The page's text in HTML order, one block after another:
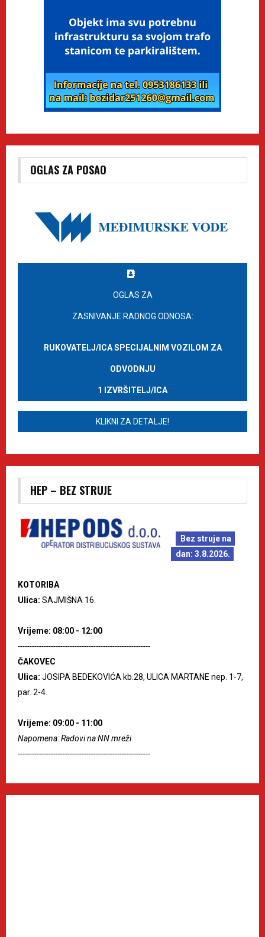
OGLAS ZA POSAO
OGLAS ZA
ZASNIVANJE RADNOG ODNOSA:
RUKOVATELJ/ICA SPECIJALNIM VOZILOM ZA
ODVODNJU
1 IZVRŠITELJ/ICA
KLIKNI ZA DETALJE!
HEP – BEZ STRUJE
Bez struje na
dan: 3.8.2026.
KOTORIBA
Ulica: SAJMIŠNA 16.
Vrijeme: 08:00 - 12:00
--------------------------------------------------------
ČAKOVEC
Ulica: JOSIPA BEDEKOVIĆA kb.28, ULICA MARTANE nep. 1-7,
par. 2-4.
Vrijeme: 09:00 - 11:00
Napomena: Radovi na NN mreži
--------------------------------------------------------